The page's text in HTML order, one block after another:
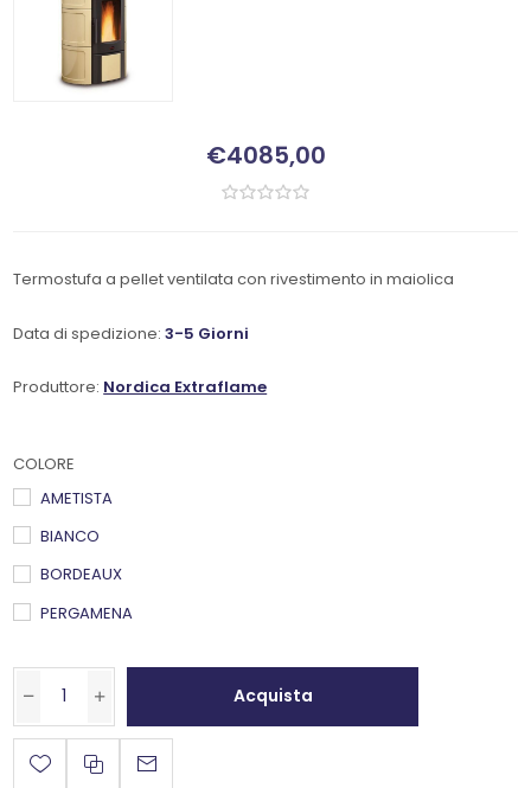
€4085,00
Termostufa a pellet ventilata con rivestimento in maiolica
Data di spedizione: 3-5 Giorni
Produttore: Nordica Extraflame
COLORE
AMETISTA
BIANCO
BORDEAUX
PERGAMENA
Acquista